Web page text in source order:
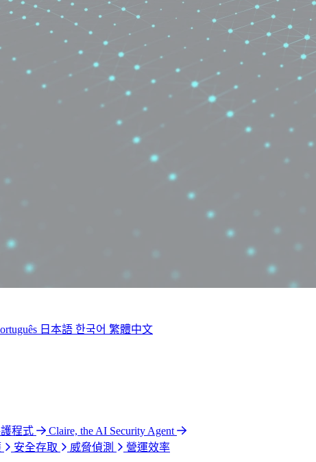
日本語 한국어 繁體中文
護程式
Claire, the AI Security Agent
安全存取 威脅偵測
營運效率